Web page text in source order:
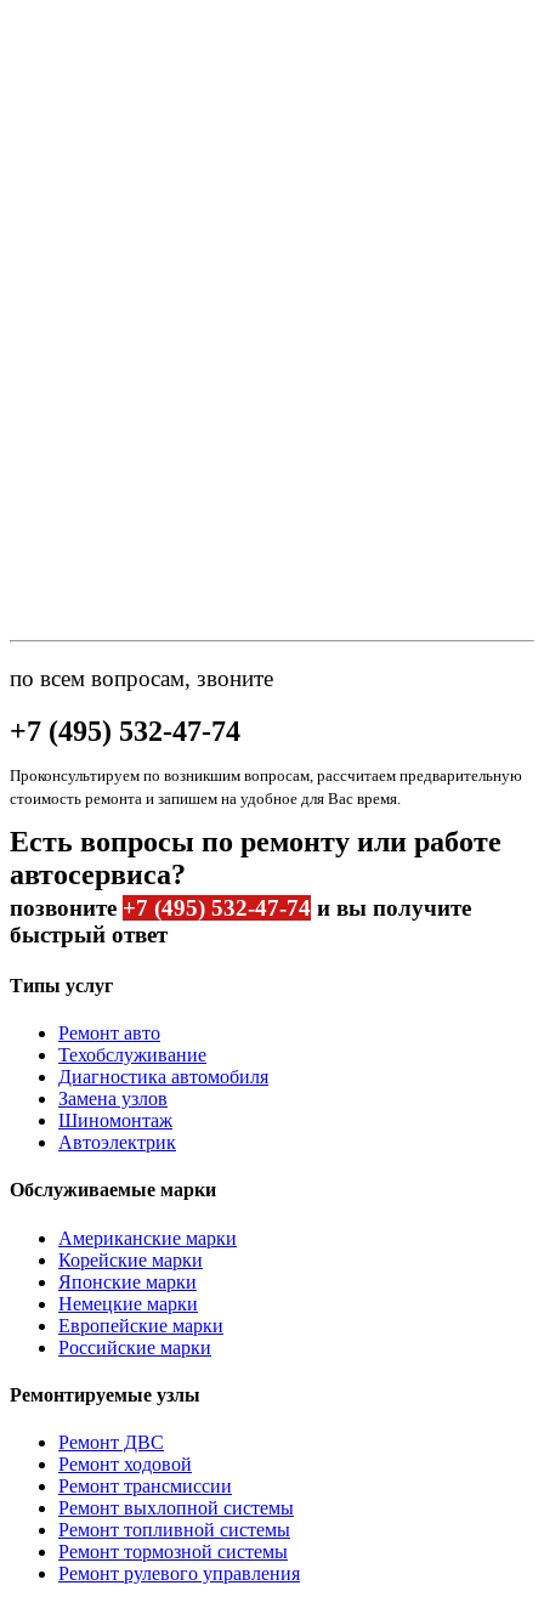
по всем вопросам, звоните
+7 (495) 532-47-74
Проконсультируем по возникшим вопросам, рассчитаем предварительную
стоимость ремонта и запишем на удобное для Вас время.
Есть вопросы по ремонту или работе
автосервиса?
позвоните +7 (495) 532-47-74 и вы получите
быстрый ответ
Типы услуг
Ремонт авто
Техобслуживание
Диагностика автомобиля
Замена узлов
Шиномонтаж
Автоэлектрик
Обслуживаемые марки
Американские марки
Корейские марки
Японские марки
Немецкие марки
Европейские марки
Российские марки
Ремонтируемые узлы
Ремонт ДВС
Ремонт ходовой
Ремонт трансмиссии
Ремонт выхлопной системы
Ремонт топливной системы
Ремонт тормозной системы
Ремонт рулевого управления